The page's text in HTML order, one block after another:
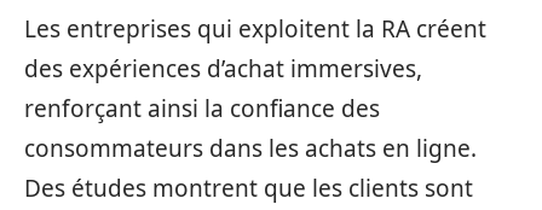
Les entreprises qui exploitent la RA créent
des expériences d’achat immersives,
renforçant ainsi la confiance des
consommateurs dans les achats en ligne.
Des études montrent que les clients sont